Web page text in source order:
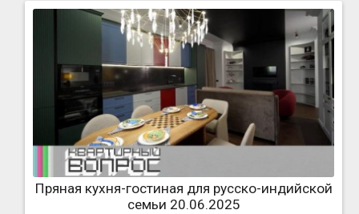
Пряная кухня-гостиная для русско-индийской
семьи 20.06.2025